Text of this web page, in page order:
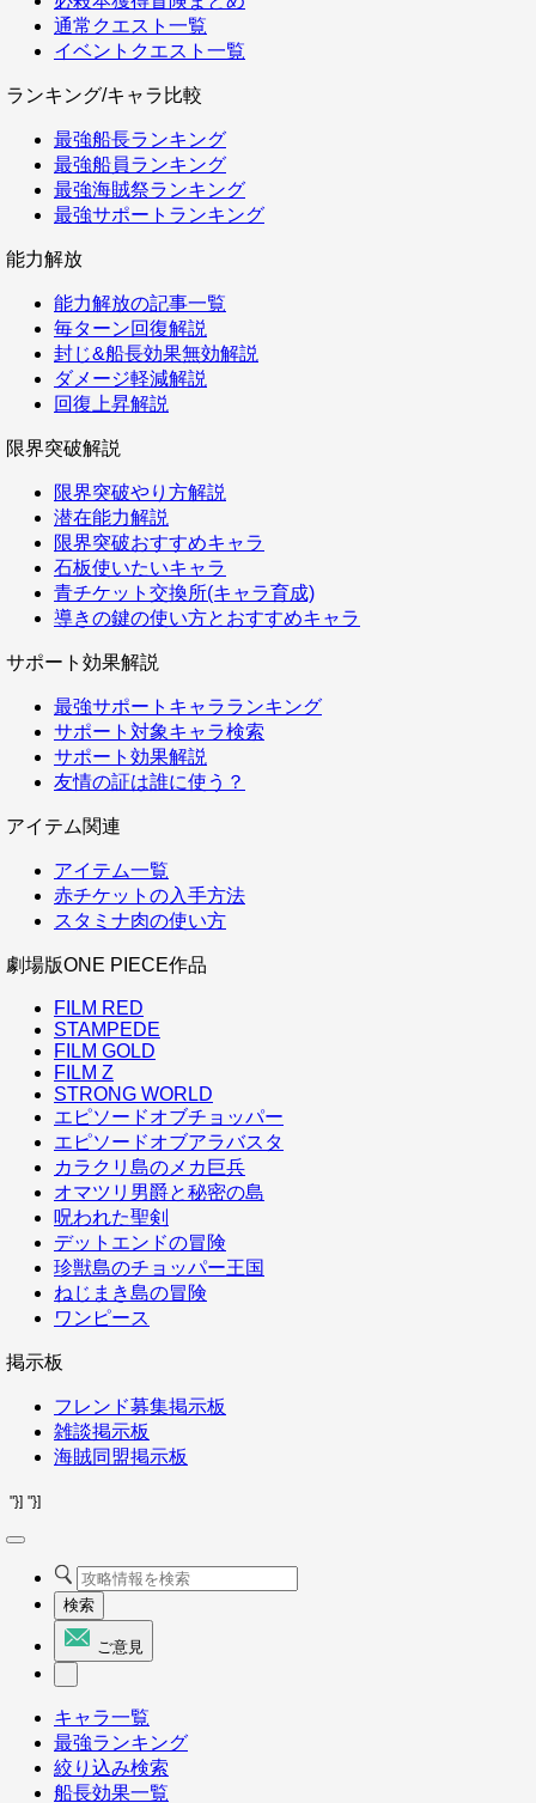
通常クエスト一覧
イベントクエスト一覧
ランキング/キャラ比較
最強船長ランキング
最強船員ランキング
最強海賊祭ランキング
最強サポートランキング
能力解放
能力解放の記事一覧
毎ターン回復解説
封じ&船長効果無効解説
ダメージ軽減解説
回復上昇解説
限界突破解説
限界突破やり方解説
潜在能力解説
限界突破おすすめキャラ
石板使いたいキャラ
青チケット交換所(キャラ育成)
導きの鍵の使い方とおすすめキャラ
サポート効果解説
最強サポートキャラランキング
サポート対象キャラ検索
サポート効果解説
友情の証は誰に使う？
アイテム関連
アイテム一覧
赤チケットの入手方法
スタミナ肉の使い方
劇場版ONE PIECE作品
FILM RED
STAMPEDE
FILM GOLD
FILM Z
STRONG WORLD
エピソードオブチョッパー
エピソードオブアラバスタ
カラクリ島のメカ巨兵
オマツリ男爵と秘密の島
呪われた聖剣
デットエンドの冒険
珍獣島のチョッパー王国
ねじまき島の冒険
ワンピース
掲示板
フレンド募集掲示板
雑談掲示板
海賊同盟掲示板
"}] "}]
検索
ご意見
キャラ一覧
最強ランキング
絞り込み検索
船長効果一覧